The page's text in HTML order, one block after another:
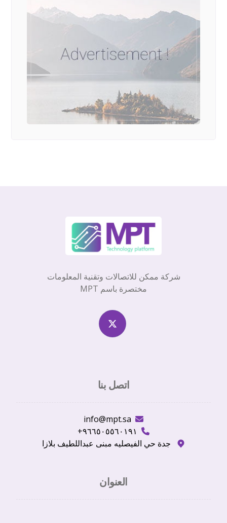
شركة ممكن للاتصالات وتقنية المعلومات
مختصرة باسم MPT
اتصل بنا
info@mpt.sa
٩٦٦٥٠٥٥٦٠١٩١+
جدة حي الفيصليه مبنى عبداللطيف بلازا
العنوان